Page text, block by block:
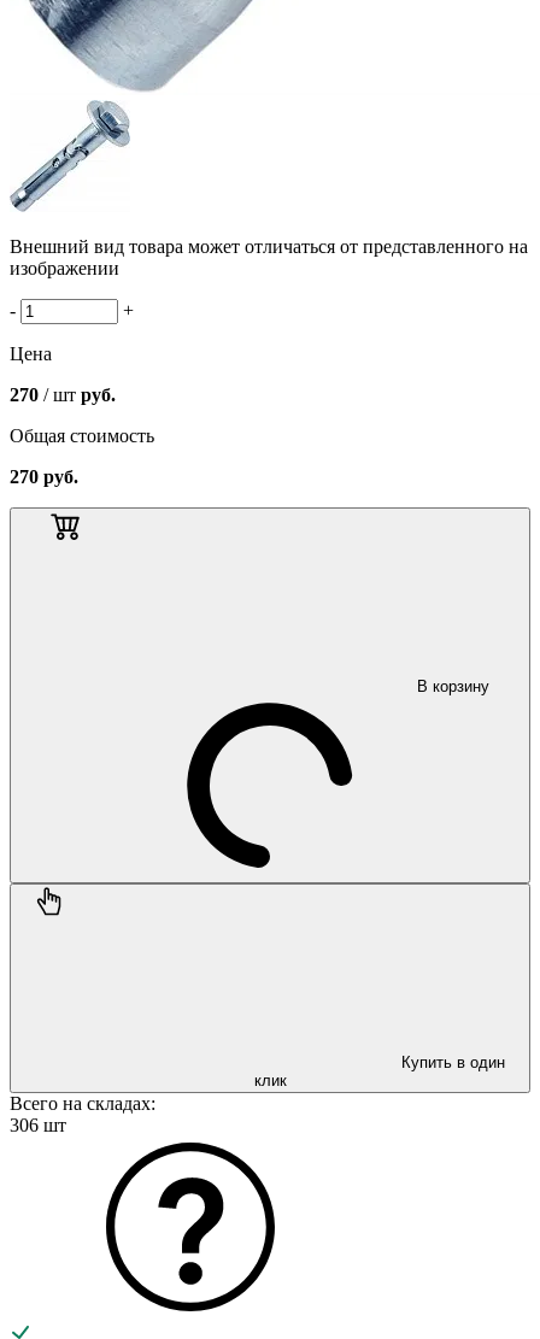
Внешний вид товара может отличаться от представленного на
изображении
- +
Цена
270 / шт руб.
Общая стоимость
270 руб.
В корзину
Купить в один
клик
Всего на складах:
306 шт